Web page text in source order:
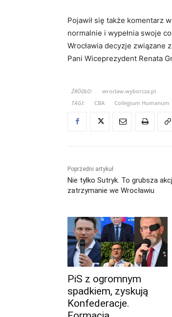
Pojawił się także komentarz
normalnie i wypełnia swoje
Wrocławia decyzje związane
Pani Wiceprezydent Renata
ŹRÓDŁO:
wroclaw.wyborcza.pl
TAGI:
CBA Collegium Humanum
Poprzedni artykuł
Nie tylko Sutryk. To grubsza
zatrzymanie we Wrocławiu
PiS z ogromnym
spadkiem, zyskują
Konfederacje.